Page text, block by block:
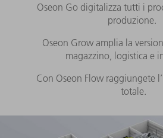
Oseon Go digitalizza tutti i
produzione.
Oseon Grow amplia la
magazzino, logistica e
Con Oseon Flow raggiungete
totale.